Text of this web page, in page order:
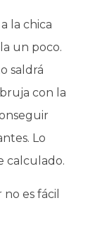
la chica
un poco.
saldrá
con la
Lo
calculado.
es fácil